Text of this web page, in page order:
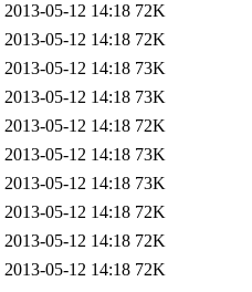
2013-05-12 14:18 72K
2013-05-12 14:18 72K
2013-05-12 14:18 73K
2013-05-12 14:18 73K
2013-05-12 14:18 72K
2013-05-12 14:18 73K
2013-05-12 14:18 73K
2013-05-12 14:18 72K
2013-05-12 14:18 72K
2013-05-12 14:18 72K